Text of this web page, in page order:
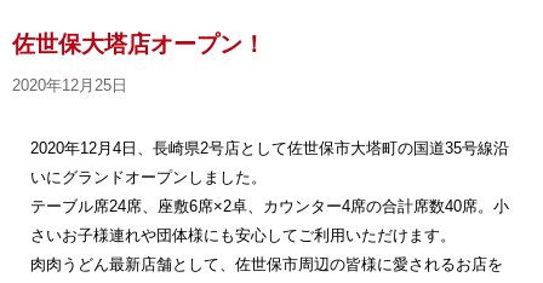
佐世保大塔店オープン！
2020年12月25日
2020年12月4日、長崎県2号店として佐世保市大塔町の国道35号線沿
いにグランドオープンしました。
テーブル席24席、座敷6席×2卓、カウンター4席の合計席数40席。小
さいお子様連れや団体様にも安心してご利用いただけます。
肉肉うどん最新店舗として、佐世保市周辺の皆様に愛されるお店を